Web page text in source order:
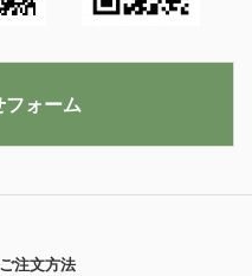
ご注文方法
フォーム